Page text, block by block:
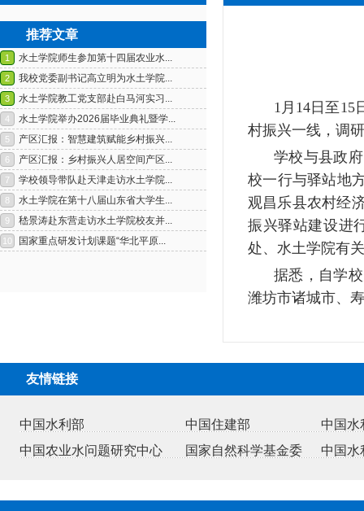
推荐文章
1月14日至15
村振兴一线，调
学校与县政
校一行与驿站地
观昌乐县农村经
振兴驿站建设进
处、水土学院有
据悉，自学
潍坊市诸城市、
友情链接
中国水利部 中国住建部
中国水
中国农业水问题研究中心
国家自然科学基金委 中国水